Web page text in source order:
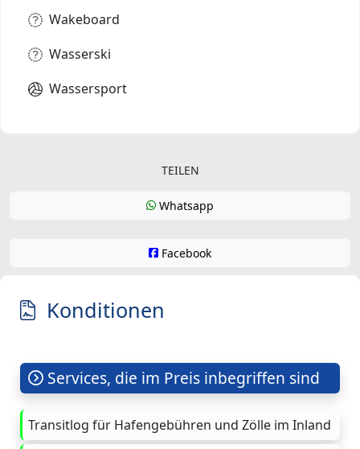
Wakeboard
Wasserski
Wassersport
TEILEN
Whatsapp
Facebook
Konditionen
Services, die im Preis inbegriffen sind
Transitlog für Hafengebühren und Zölle im Inland